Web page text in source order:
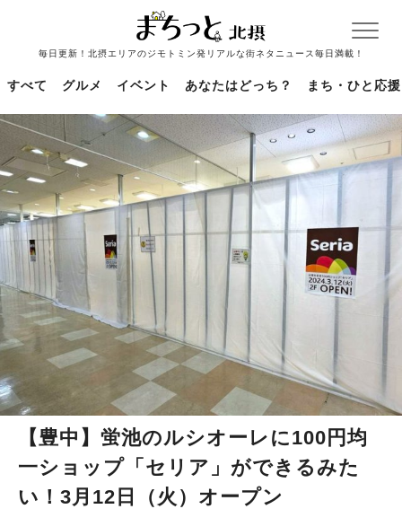
毎日更新！北摂エリアのジモトミン発リアルな街ネタニュース毎日満載！
すべて グルメ イベント あなたはどっち？ まち・ひと応援
【豊中】蛍池のルシオーレに100円均
一ショップ「セリア」ができるみた
い！3月12日（火）オープン